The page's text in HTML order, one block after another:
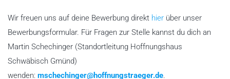
Wir freuen uns auf deine Bewerbung direkt hier über unser
Bewerbungsformular. Für Fragen zur Stelle kannst du dich an
Martin Schechinger (Standortleitung Hoffnungshaus
Schwäbisch Gmünd)
wenden: mschechinger@hoffnungstraeger.de.